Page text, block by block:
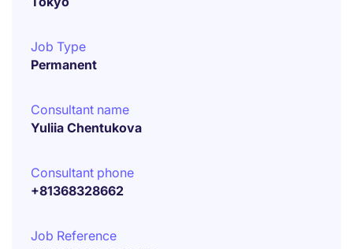
Job Type
Permanent
Consultant name
Yuliia Chentukova
Consultant phone
+81368328662
Job Reference